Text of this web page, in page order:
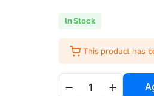
In Stock
This product has
Trackball